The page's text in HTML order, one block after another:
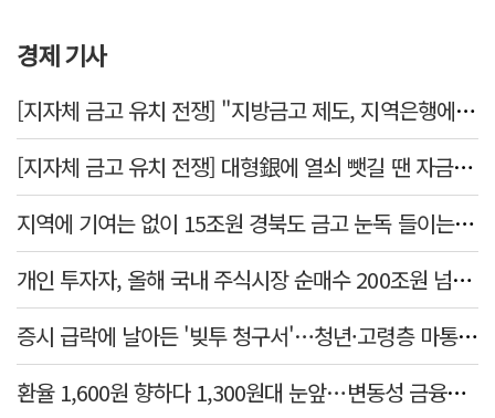
경제 기사
[지자체 금고 유치 전쟁] "지방금고 제도, 지역은행에 불리"
[지자체 금고 유치 전쟁] 대형銀에 열쇠 뺏길 땐 자금 역외 유출→재투자 선순환 붕괴
지역에 기여는 없이 15조원 경북도 금고 눈독 들이는 대형銀
개인 투자자, 올해 국내 주식시장 순매수 200조원 넘었다
증시 급락에 날아든 '빚투 청구서'…청년·고령층 마통 연체↑
환율 1,600원 향하다 1,300원대 눈앞…변동성 금융위기 후 최고